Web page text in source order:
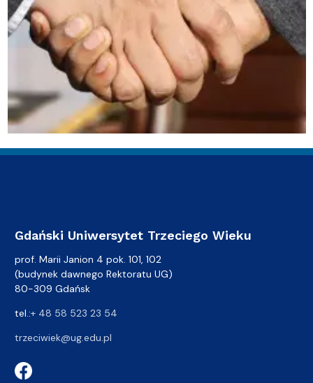
Gdański Uniwersytet Trzeciego Wieku
prof. Marii Janion 4 pok. 101, 102
(budynek dawnego Rektoratu UG)
80-309 Gdańsk
tel.:+ 48 58 523 23 54
trzeciwiek@ug.edu.pl